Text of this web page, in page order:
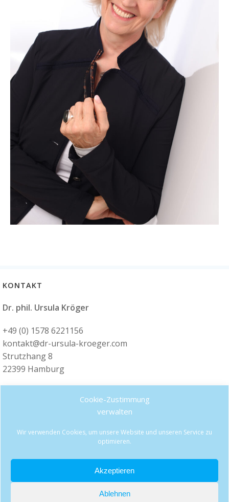
Cookie-Zustimmung
verwalten
Wir verwenden Cookies, um unsere Website und unseren Service zu
optimieren.
Akzeptieren
Ablehnen
KONTAKT
Dr. phil. Ursula Kröger
+49 (0) 1578 6221156
kontakt@dr-ursula-kroeger.com
Strutzhang 8
22399 Hamburg
DATENSCHUTZ
Link zur Datenschutzerklärung